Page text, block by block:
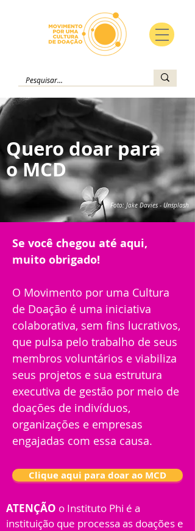
Quero doar para
o MCD
Foto: Jake Davies - Unsplash
Se você chegou até aqui,
muito obrigado!
O Movimento por uma Cultura
de Doação é uma iniciativa
colaborativa, sem fins lucrativos,
que pulsa pelo trabalho de seus
membros voluntários e viabiliza
seus projetos e sua estrutura
executiva de gestão por meio de
doações de indivíduos,
organizações e empresas
engajadas com essa causa.
Clique aqui para doar ao MCD
ATENÇÃO o Instituto Phi é a
instituição que processa as doações e